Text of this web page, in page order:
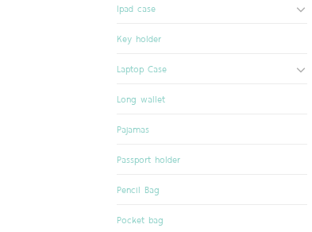
Ipad case
Key holder
Laptop Case
Long wallet
Pajamas
Passport holder
Pencil Bag
Pocket bag